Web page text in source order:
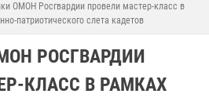
ОМОН Росгвардии провели мастер-класс в
патриотического слета кадетов
РОСГВАРДИИ
КЛАСС В РАМКАХ